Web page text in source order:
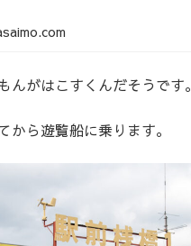
んがはこすくんだそうです。
から遊覧船に乗ります。